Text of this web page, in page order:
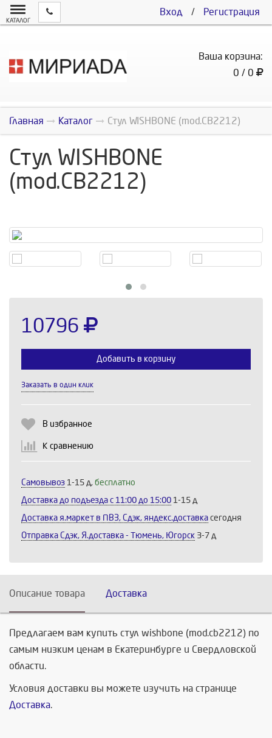
Вход / Регистрация
КАТАЛОГ
Ваша корзина:
0 / 0
Главная Каталог Стул WISHBONE (mod.CB2212)
Стул WISHBONE
(mod.CB2212)
10796
Добавить в корзину
Заказать в один клик
В избранное
К сравнению
Самовывоз 1-15 д, бесплатно
Доставка до подъезда c 11:00 до 15:00 1-15 д
Доставка я.маркет в ПВЗ, Сдэк, яндекс.доставка сегодня
Отправка Сдэк, Я.доставка - Тюмень, Югорск 3-7 д
Описание товара Доставка
Предлагаем вам купить стул wishbone (mod.cb2212) по
самым низким ценам в Екатеринбурге и Свердловской
области.
Условия доставки вы можете изучить на странице
Доставка.